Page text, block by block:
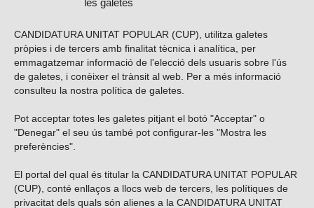
CANDIDATURA UNITAT POPULAR (CUP), utilitza galetes
pròpies i de tercers amb finalitat tècnica i analítica, per
emmagatzemar informació de l'elecció dels usuaris sobre l'ús
de galetes, i conèixer el trànsit al web. Per a més informació
consulteu la nostra política de galetes
Pot acceptar totes les galetes pitjant el botó "Acceptar" o
"Denegar" el seu ús també pot configurar-les "Mostra les
preferències".
El portal del qual és titular la CANDIDATURA UNITAT POPULAR
(CUP), conté enllaços a llocs web de tercers, les polítiques de
privacitat dels quals són alienes a la CANDIDATURA UNITAT
Vols subscriure’t al nostre butlletí?
ENVIAR